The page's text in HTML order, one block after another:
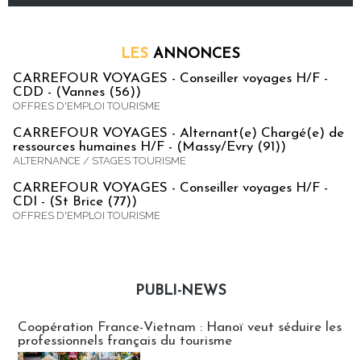
LES ANNONCES
CARREFOUR VOYAGES - Conseiller voyages H/F -
CDD - (Vannes (56))
OFFRES D'EMPLOI TOURISME
CARREFOUR VOYAGES - Alternant(e) Chargé(e) de
ressources humaines H/F - (Massy/Evry (91))
ALTERNANCE / STAGES TOURISME
CARREFOUR VOYAGES - Conseiller voyages H/F -
CDI - (St Brice (77))
OFFRES D'EMPLOI TOURISME
PUBLI-NEWS
Coopération France-Vietnam : Hanoï veut séduire les
professionnels français du tourisme